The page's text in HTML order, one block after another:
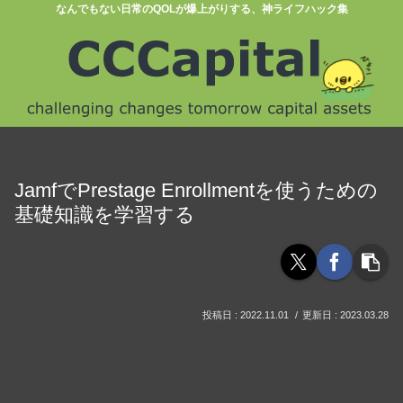
なんでもない日常のQOLが爆上がりする、神ライフハック集
JamfでPrestage Enrollmentを使うための
基礎知識を学習する
2022.11.01 2023.03.28